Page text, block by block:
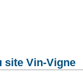
site Vin-Vigne